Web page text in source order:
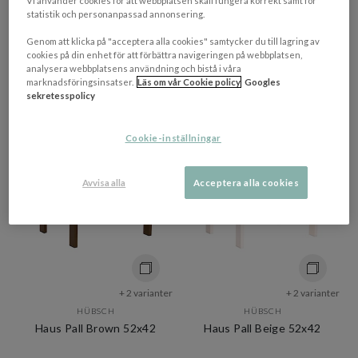
3 899 kr​​
7-14 vardagar
3 899 kr​​
7-14 vardagar
+ 2 varianter
HÜBSCH
Haus Pall Brown 52x42
+ 2 varianter
HÜBSCH
Haus Pall Beige 52x42
statistik och personanpassad annonsering.
Genom att klicka på "acceptera alla cookies" samtycker du till lagring av
cookies på din enhet för att förbättra navigeringen på webbplatsen,
analysera webbplatsens användning och bistå i våra
marknadsföringsinsatser. Läs om vår Cookie policy Googles
sekretesspolicy
Cookie-inställningar
Avvisa alla Acceptera alla cookies